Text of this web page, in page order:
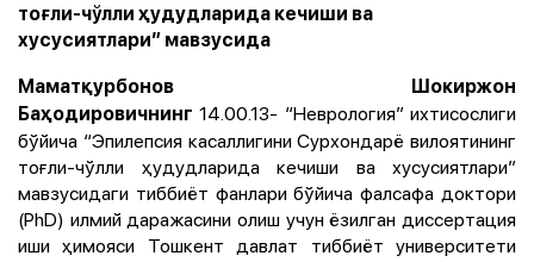
тоғли-чўлли ҳудудларида кечиши ва
хусусиятлари” мавзусида
Маматқурбонов Шокиржон
Баҳодировичнинг14.00.13- “Неврология” ихтисослиги
бўйича “Эпилепсия касаллигини Сурхондарё вилоятининг
тоғли-чўлли ҳудудларида кечиши ва хусусиятлари”
мавзусидаги тиббиёт фанлари бўйича фалсафа доктори
(PhD) илмий даражасини олиш учун ёзилган диссертация
иши ҳимояси Тошкент давлат тиббиёт университети